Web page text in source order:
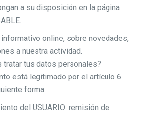
a su disposición en la página
online, sobre novedades,
a nuestra actividad.
tratar tus datos personales?
está legitimado por el artículo 6
forma:
del USUARIO: remisión de